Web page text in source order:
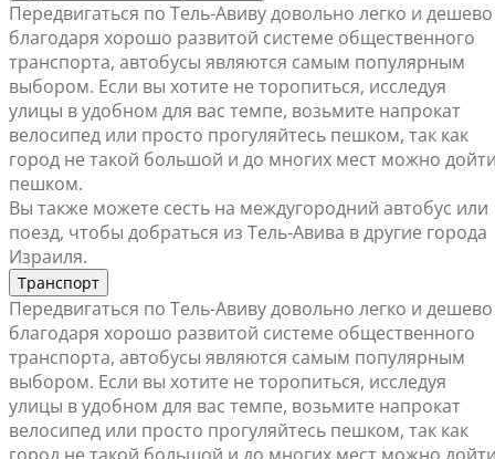
Передвигаться по Тель-Авиву довольно легко и дешево
благодаря хорошо развитой системе общественного
транспорта, автобусы являются самым популярным
выбором. Если вы хотите не торопиться, исследуя
улицы в удобном для вас темпе, возьмите напрокат
велосипед или просто прогуляйтесь пешком, так как
город не такой большой и до многих мест можно
пешком.
Вы также можете сесть на междугородний автобус или
поезд, чтобы добраться из Тель-Авива в другие города
Израиля.
Транспорт
Передвигаться по Тель-Авиву довольно легко и дешево
благодаря хорошо развитой системе общественного
транспорта, автобусы являются самым популярным
выбором. Если вы хотите не торопиться, исследуя
улицы в удобном для вас темпе, возьмите напрокат
велосипед или просто прогуляйтесь пешком, так как